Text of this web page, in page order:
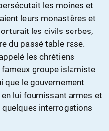
les moines et
leurs monastères et
les civils serbes,
du passé table rase.
les chrétiens
groupe islamiste
que le gouvernement
lui fournissant armes et
interrogations